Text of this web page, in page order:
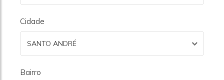
Cidade
SANTO ANDRÉ
Bairro